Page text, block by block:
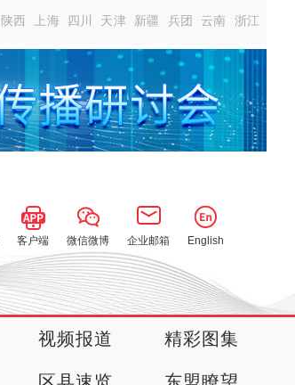
陕西 上海 四川 天津 新疆 兵团 云南 浙江
客户端 微信微博 企业邮箱 English
视频报道 精彩图集